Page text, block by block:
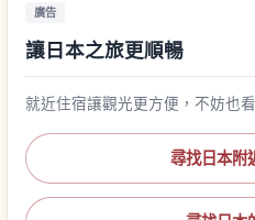
廣告
讓日本之旅更順暢
就近住宿讓觀光更方便，不妨也
尋找日本附